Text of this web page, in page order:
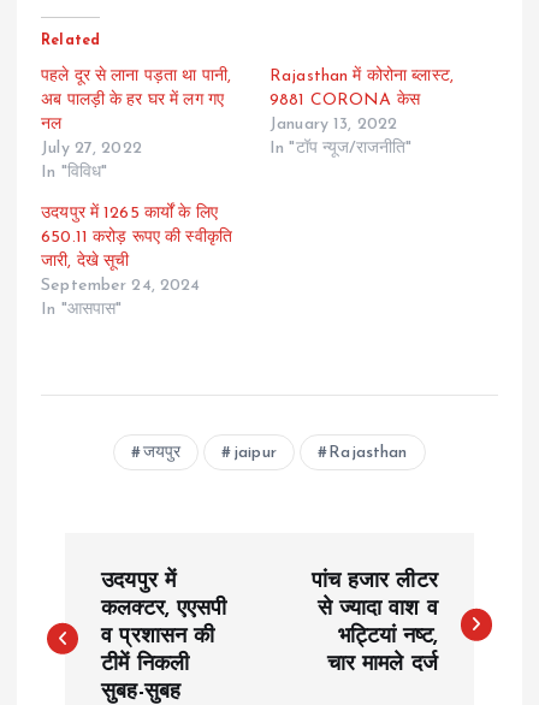
Related
पहले दूर से लाना पड़ता था पानी,
अब पालड़ी के हर घर में लग गए
नल
July 27, 2022
In "विविध"
Rajasthan में कोरोना ब्लास्ट,
9881 CORONA केस
January 13, 2022
In "टॉप न्यूज/राजनीति"
उदयपुर में 1265 कार्यों के लिए
650.11 करोड़ रूपए की स्वीकृति
जारी, देखे सूची
September 24, 2024
In "आसपास"
जयपुर jaipur Rajasthan
o
उदयपुर में
कलक्टर, एएसपी
व प्रशासन की
टीमें निकली
सुबह-सुबह
पांच हजार लीटर
से ज्यादा वाश व
भट्टियां नष्ट,
चार मामले दर्ज